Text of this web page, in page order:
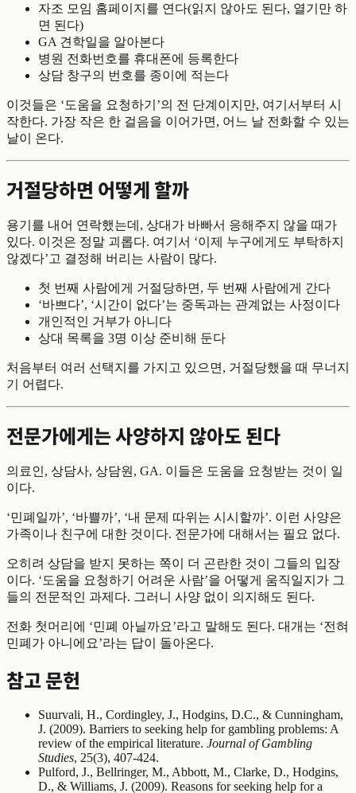
자조 모임 홈페이지를 연다(읽지 않아도 된다, 열기만 하
면 된다)
GA 견학일을 알아본다
병원 전화번호를 휴대폰에 등록한다
상담 창구의 번호를 종이에 적는다
이것들은 ‘도움을 요청하기’의 전 단계이지만, 여기서부터 시
작한다. 가장 작은 한 걸음을 이어가면, 어느 날 전화할 수 있는
날이 온다.
거절당하면 어떻게 할까
용기를 내어 연락했는데, 상대가 바빠서 응해주지 않을 때가
있다. 이것은 정말 괴롭다. 여기서 ‘이제 누구에게도 부탁하지
않겠다’고 결정해 버리는 사람이 많다.
첫 번째 사람에게 거절당하면, 두 번째 사람에게 간다
‘바쁘다’, ‘시간이 없다’는 중독과는 관계없는 사정이다
개인적인 거부가 아니다
상대 목록을 3명 이상 준비해 둔다
처음부터 여러 선택지를 가지고 있으면, 거절당했을 때 무너지
기 어렵다.
전문가에게는 사양하지 않아도 된다
의료인, 상담사, 상담원, GA. 이들은 도움을 요청받는 것이 일
이다.
‘민폐일까’, ‘바쁠까’, ‘내 문제 따위는 시시할까’. 이런 사양은
가족이나 친구에 대한 것이다. 전문가에 대해서는 필요 없다.
오히려 상담을 받지 못하는 쪽이 더 곤란한 것이 그들의 입장
이다. ‘도움을 요청하기 어려운 사람’을 어떻게 움직일지가 그
들의 전문적인 과제다. 그러니 사양 없이 의지해도 된다.
전화 첫머리에 ‘민폐 아닐까요’라고 말해도 된다. 대개는 ‘전혀
민폐가 아니에요’라는 답이 돌아온다.
참고 문헌
Suurvali, H., Cordingley, J., Hodgins, D.C., & Cunningham,
J. (2009). Barriers to seeking help for gambling problems: A
review of the empirical literature. Journal of Gambling
Studies, 25(3), 407-424.
Pulford, J., Bellringer, M., Abbott, M., Clarke, D., Hodgins,
D., & Williams, J. (2009). Reasons for seeking help for a